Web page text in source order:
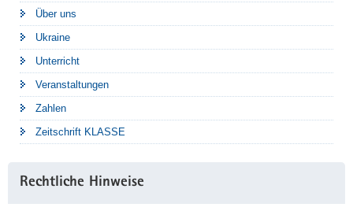
Über uns
Ukraine
Unterricht
Veranstaltungen
Zahlen
Zeitschrift KLASSE
Rechtliche Hinweise